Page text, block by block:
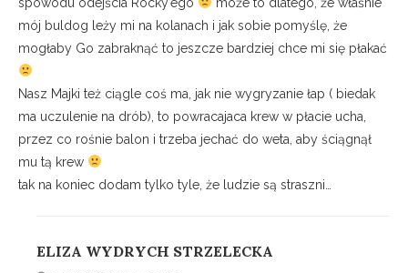
mój buldog leży mi na kolanach i jak sobie pomyślę, że
mogłaby Go zabraknąć to jeszcze bardziej chce mi się płakać
Nasz Majki też ciągle coś ma, jak nie wygryzanie łap ( biedak
ma uczulenie na drób), to powracajaca krew w płacie ucha,
przez co rośnie balon i trzeba jechać do weta, aby ściągnął
mu tą krew
tak na koniec dodam tylko tyle, że ludzie są straszni…
ELIZA WYDRYCH STRZELECKA